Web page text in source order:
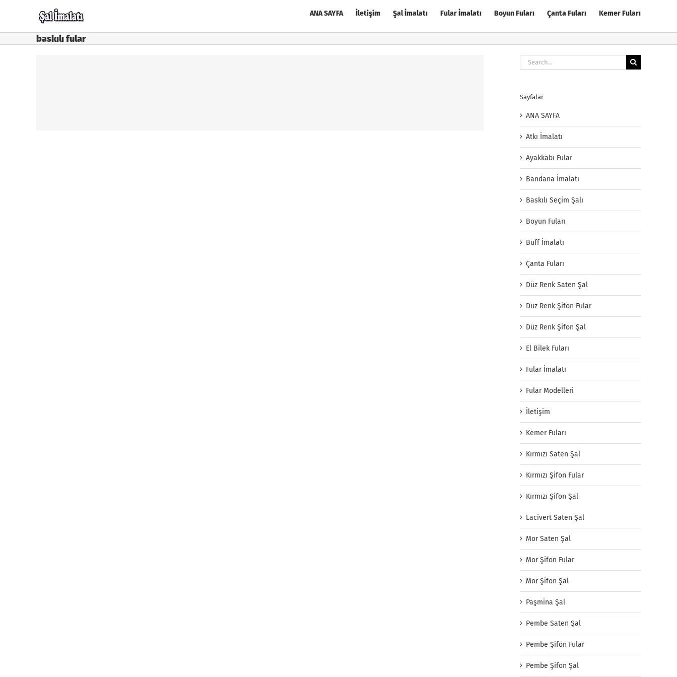
ANA SAYFA İletişim Şal İmalatı Fular İmalatı Boyun Fuları Çanta Fuları Kemer Fuları
baskılı fular
Search
for:
Sayfalar
ANA SAYFA
Atkı İmalatı
Ayakkabı Fular
Bandana İmalatı
Baskılı Seçim Şalı
Boyun Fuları
Buff İmalatı
Çanta Fuları
Düz Renk Saten Şal
Düz Renk Şifon Fular
Düz Renk Şifon Şal
El Bilek Fuları
Fular İmalatı
Fular Modelleri
İletişim
Kemer Fuları
Kırmızı Saten Şal
Kırmızı Şifon Fular
Kırmızı Şifon Şal
Lacivert Saten Şal
Mor Saten Şal
Mor Şifon Fular
Mor Şifon Şal
Paşmina Şal
Pembe Saten Şal
Pembe Şifon Fular
Pembe Şifon Şal